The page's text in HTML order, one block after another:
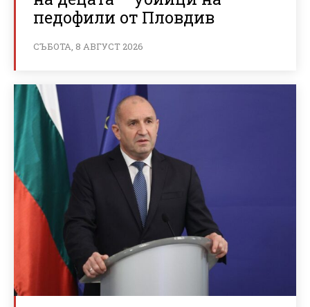
педофили от Пловдив
СЪБОТА, 8 АВГУСТ 2026